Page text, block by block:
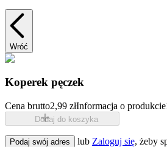
Wróć
Koperek pęczek
Cena brutto2,99 złInformacja o produkcie
Dodaj do koszyka
Podaj swój adres lub Zaloguj się, żeby